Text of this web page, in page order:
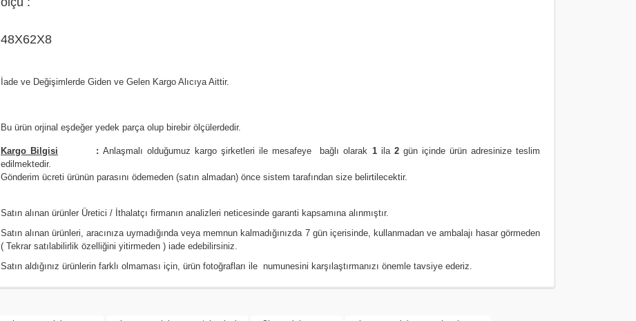
48X62X8
İade ve Değişimlerde Giden ve Gelen Kargo Alıcıya Aittir.
Bu ürün orjinal eşdeğer yedek parça olup birebir ölçülerdedir.
Kargo Bilgisi : Anlaşmalı olduğumuz kargo şirketleri ile mesafeye bağlı olarak 1ila 2gün içinde ürün adresinize teslim
edilmektedir.
Gönderim ücreti ürünün parasını ödemeden (satın almadan) önce sistem tarafından size belirtilecektir.
Satın alınan ürünler Üretici / İthalatçı firmanın analizleri neticesinde garanti kapsamına alınmıştır.
Satın alınan ürünleri, aracınıza uymadığında veya memnun kalmadığınızda 7 gün içerisinde, kullanmadan ve ambalajı hasar görmeden
( Tekrar satılabilirlik özelliğini yitirmeden ) iade edebilirsiniz.
Satın aldığınız ürünlerin farklı olmaması için, ürün fotoğrafları ile numunesini karşılaştırmanızı önemle tavsiye ederiz.